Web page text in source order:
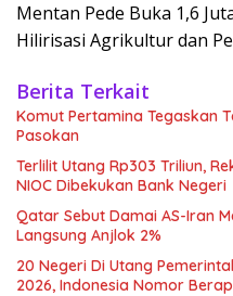
Mentan Pede Buka 1,6
Hilirisasi Agrikultur dan
Berita Terkait
Komut Pertamina Tegaskan
Pasokan
Terlilit Utang Rp303 Triliun,
NIOC Dibekukan Bank Negeri
Qatar Sebut Damai AS-Iran
Langsung Anjlok 2%
20 Negeri Di Utang
2026, Indonesia Nomor